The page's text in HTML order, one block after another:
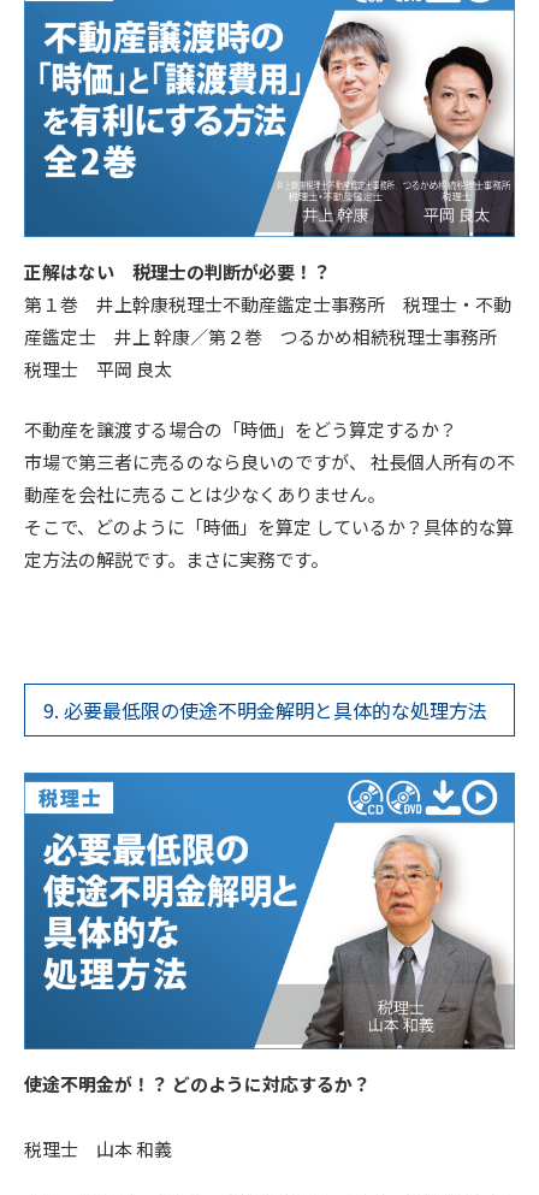
正解はない 税理士の判断が必要！？
第１巻 井上幹康税理士不動産鑑定士事務所 税理士・不動
産鑑定士 井上 幹康／第２巻 つるかめ相続税理士事務所
税理士 平岡 良太
不動産を譲渡する場合の「時価」をどう算定するか？
市場で第三者に売るのなら良いのですが、 社長個人所有の不
動産を会社に売ることは少なくありません。
そこで、どのように「時価」を算定 しているか？具体的な算
定方法の解説です。まさに実務です。
9. 必要最低限の使途不明金解明と具体的な処理方法
使途不明金が！？ どのように対応するか？
税理士 山本 和義